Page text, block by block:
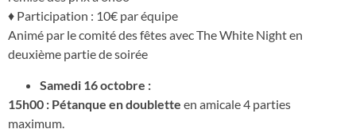
♦ Participation : 10€ par équipe
Animé par le comité des fêtes avec The White Night en
deuxième partie de soirée
Samedi 16 octobre :
15h00 : Pétanque en doublette en amicale 4 parties
maximum.